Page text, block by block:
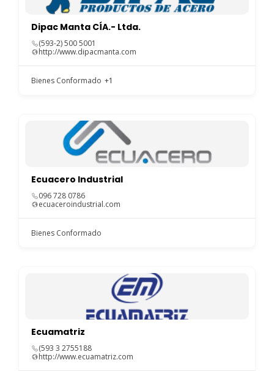
Dipac Manta CÍA.- Ltda.
(593-2) 500 5001
http://www.dipacmanta.com
Bienes Conformado +1
Ecuacero Industrial
096 728 0786
ecuaceroindustrial.com
Bienes Conformado
Ecuamatriz
(593 3 2755188
http://www.ecuamatriz.com